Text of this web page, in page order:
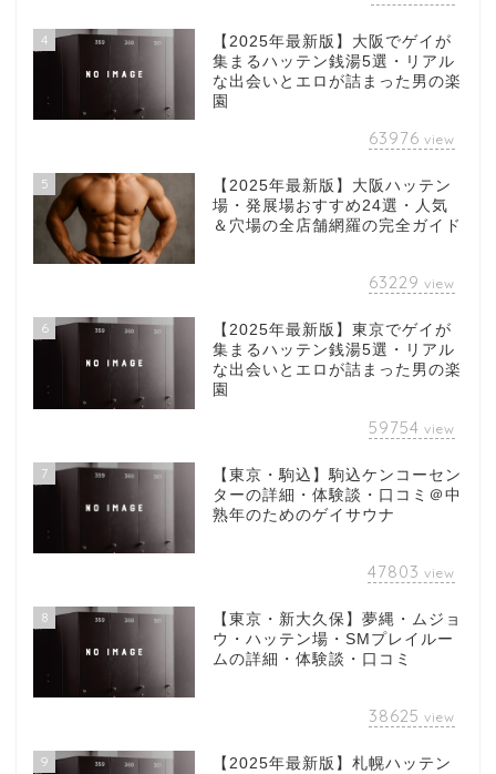
4
【2025年最新版】大阪でゲイが
集まるハッテン銭湯5選・リアル
な出会いとエロが詰まった男の楽
園
63976 view
5
【2025年最新版】大阪ハッテン
場・発展場おすすめ24選・人気
＆穴場の全店舗網羅の完全ガイド
63229 view
6
【2025年最新版】東京でゲイが
集まるハッテン銭湯5選・リアル
な出会いとエロが詰まった男の楽
園
59754 view
7
【東京・駒込】駒込ケンコーセン
ターの詳細・体験談・口コミ＠中
熟年のためのゲイサウナ
47803 view
8
【東京・新大久保】夢縄・ムジョ
ウ・ハッテン場・SMプレイルー
ムの詳細・体験談・口コミ
38625 view
9
【2025年最新版】札幌ハッテン